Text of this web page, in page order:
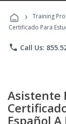
› Training
Certificado Para
phone Call Us:
Asistente
Español A